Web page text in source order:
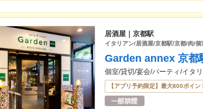
居酒屋｜京都駅
イタリアン/居酒屋/京都駅/京都/肉/
Garden annex 京都
個室/貸切/宴会/パーティ/イタ
【アプリ予約限定】最大800ポイン